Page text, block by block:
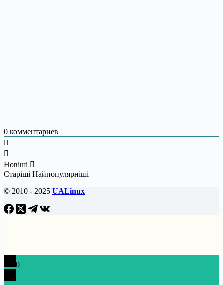
0 комментариев
Новіші
Старіші Найпопулярніші
© 2010 - 2025 UALinux
0